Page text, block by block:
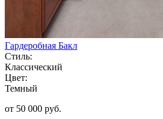
Гардеробная Бакл
Стиль:
Классический
Цвет:
Темный
от 50 000 руб.